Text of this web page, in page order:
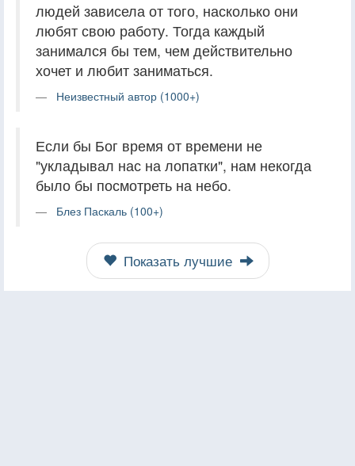
людей зависела от того, насколько они
любят свою работу. Тогда каждый
занимался бы тем, чем действительно
хочет и любит заниматься.
Неизвестный автор (1000+)
Если бы Бог время от времени не
"укладывал нас на лопатки", нам некогда
было бы посмотреть на небо.
Блез Паскаль (100+)
Показать лучшие